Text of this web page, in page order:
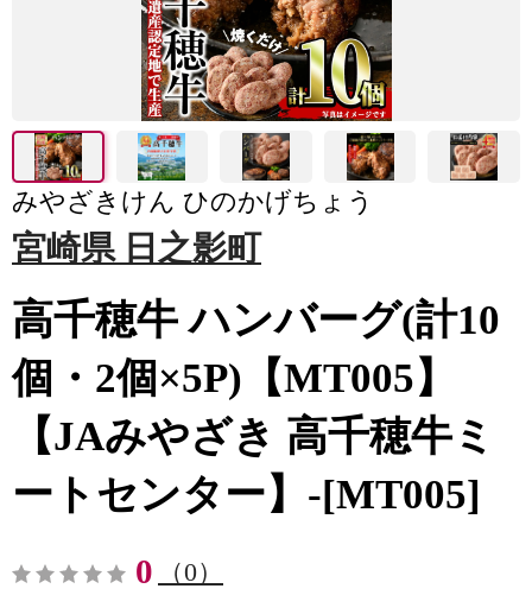
みやざきけん ひのかげちょう
宮崎県 日之影町
高千穂牛 ハンバーグ(計10
個・2個×5P)【MT005】
【JAみやざき 高千穂牛ミ
ートセンター】-[MT005]
0 （0）